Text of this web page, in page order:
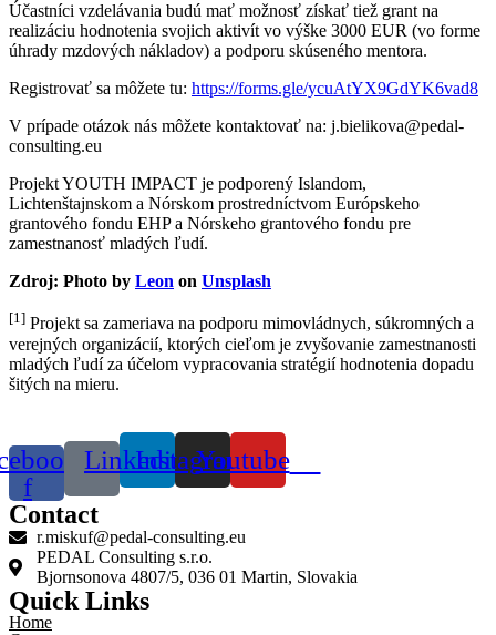
Účastníci vzdelávania budú mať možnosť získať tiež grant na
realizáciu hodnotenia svojich aktivít vo výške 3000 EUR (vo forme
úhrady mzdových nákladov) a podporu skúseného mentora.
Registrovať sa môžete tu: https://forms.gle/ycuAtYX9GdYK6vad8
V prípade otázok nás môžete kontaktovať na: j.bielikova@pedal-
consulting.eu
Projekt YOUTH IMPACT je podporený Islandom,
Lichtenštajnskom a Nórskom prostredníctvom Európskeho
grantového fondu EHP a Nórskeho grantového fondu pre
zamestnanosť mladých ľudí.
Zdroj: Photo by Leon on Unsplash
[1] Projekt sa zameriava na podporu mimovládnych, súkromných a
verejných organizácií, ktorých cieľom je zvyšovanie zamestnanosti
mladých ľudí za účelom vypracovania stratégií hodnotenia dopadu
šitých na mieru.
f
LinkedinInstagram
Youtube
Contact
r.miskuf@pedal-consulting.eu
PEDAL Consulting s.r.o.
Bjornsonova 4807/5, 036 01 Martin, Slovakia
Quick Links
Home